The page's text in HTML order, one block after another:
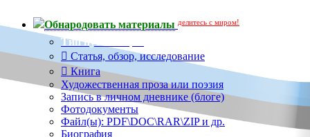
Обнародовать материалы делитесь с миром!
Тип публикации
Статья, обзор, исследование
Книга
Художественная проза или поэзия
Запись в личном дневнике (блоге)
Фотодокументы
Файл(ы): PDF\DOC\RAR\ZIP и др.
Биография